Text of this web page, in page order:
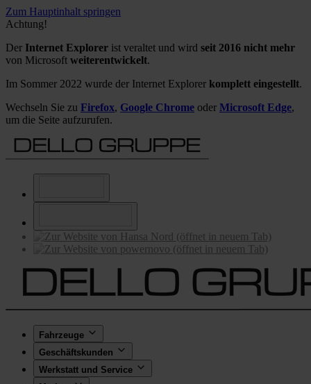
Zum Hauptinhalt springen
Achtung!
Der Internet Explorer ist veraltet und wird seit 2016 nicht mehr
von Microsoft weiterentwickelt.
Im Sommer 2022 wurde der Internet Explorer komplett eingestellt.
Wechseln Sie zu Firefox, Google Chrome oder Microsoft Edge,
um die Seite aufzurufen.
Fahrzeuge
Geschäftskunden
Werkstatt und Service